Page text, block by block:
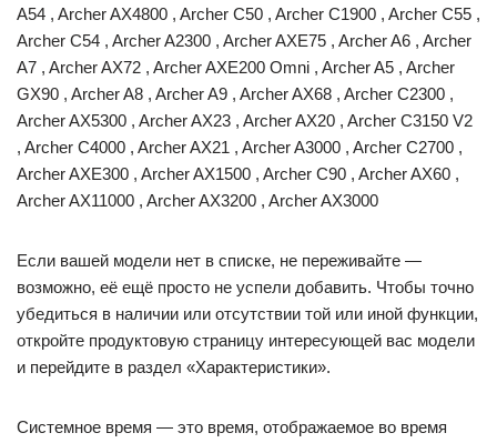
A54 , Archer AX4800 , Archer C50 , Archer C1900 , Archer C55 ,
Archer C54 , Archer A2300 , Archer AXE75 , Archer A6 , Archer
A7 , Archer AX72 , Archer AXE200 Omni , Archer A5 , Archer
GX90 , Archer A8 , Archer A9 , Archer AX68 , Archer C2300 ,
Archer AX5300 , Archer AX23 , Archer AX20 , Archer C3150 V2
, Archer C4000 , Archer AX21 , Archer A3000 , Archer C2700 ,
Archer AXE300 , Archer AX1500 , Archer C90 , Archer AX60 ,
Archer AX11000 , Archer AX3200 , Archer AX3000
Если вашей модели нет в списке, не переживайте —
возможно, её ещё просто не успели добавить. Чтобы точно
убедиться в наличии или отсутствии той или иной функции,
откройте продуктовую страницу интересующей вас модели
и перейдите в раздел «Характеристики».
Системное время — это время, отображаемое во время